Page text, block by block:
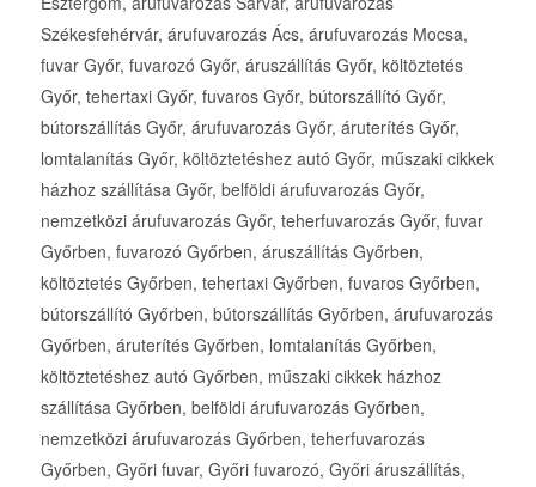
Székesfehérvár, árufuvarozás Ács, árufuvarozás Mocsa,
fuvar Győr, fuvarozó Győr, áruszállítás Győr, költöztetés
Győr, tehertaxi Győr, fuvaros Győr, bútorszállító Győr,
bútorszállítás Győr, árufuvarozás Győr, áruterítés Győr,
lomtalanítás Győr, költöztetéshez autó Győr, műszaki cikkek
házhoz szállítása Győr, belföldi árufuvarozás Győr,
nemzetközi árufuvarozás Győr, teherfuvarozás Győr, fuvar
Győrben, fuvarozó Győrben, áruszállítás Győrben,
költöztetés Győrben, tehertaxi Győrben, fuvaros Győrben,
bútorszállító Győrben, bútorszállítás Győrben, árufuvarozás
Győrben, áruterítés Győrben, lomtalanítás Győrben,
költöztetéshez autó Győrben, műszaki cikkek házhoz
szállítása Győrben, belföldi árufuvarozás Győrben,
nemzetközi árufuvarozás Győrben, teherfuvarozás
Győrben, Győri fuvar, Győri fuvarozó, Győri áruszállítás,